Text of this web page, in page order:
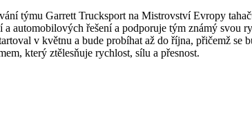
týmu Garrett Trucksport na Mistrovství Evropy
automobilových řešení a podporuje tým známý svou
v květnu a bude probíhat až do října, přičemž
který ztělesňuje rychlost, sílu a přesnost.